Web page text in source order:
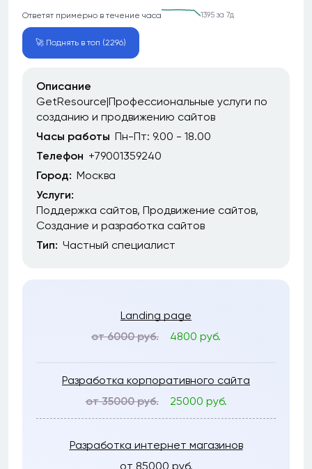
Ответят примерно в течение часа 1395 за 7д
🚀 Поднять в топ (2296)
Описание
GetResource|Профессиональные услуги по
созданию и продвижению сайтов
Часы работы Пн-Пт: 9.00 - 18.00
Телефон +79001359240
Город: Москва
Услуги:
Поддержка сайтов Продвижение сайтов
Создание и разработка сайтов
Тип: Частный специалист
Landing page
от 6000 руб.
4800 руб.
Разработка корпоративного сайта
от 35000 руб.
25000 руб.
Разработка интернет магазинов
от 85000 руб.